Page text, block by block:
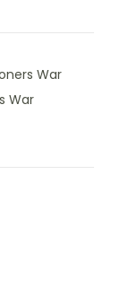
War
War